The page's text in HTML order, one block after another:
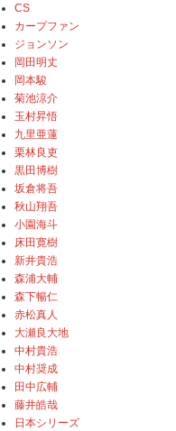
CS
カープファン
ジョンソン
岡田明丈
岡本駿
菊池涼介
玉村昇悟
九里亜蓮
栗林良吏
黒田博樹
坂倉将吾
秋山翔吾
小園海斗
床田寛樹
新井貴浩
森浦大輔
森下暢仁
赤松真人
大瀬良大地
中村貴浩
中村奨成
田中広輔
藤井皓哉
日本シリーズ